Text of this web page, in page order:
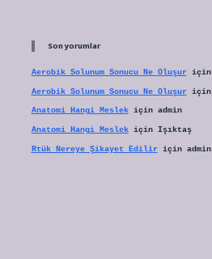
Son yorumlar
Aerobik Solunum Sonucu Ne Oluşuriçin
Aerobik Solunum Sonucu Ne Oluşuriçin
Anatomi Hangi Meslekiçin admin
Anatomi Hangi Meslekiçin Işıktaş
Rtük Nereye Şikayet Ediliriçin admin